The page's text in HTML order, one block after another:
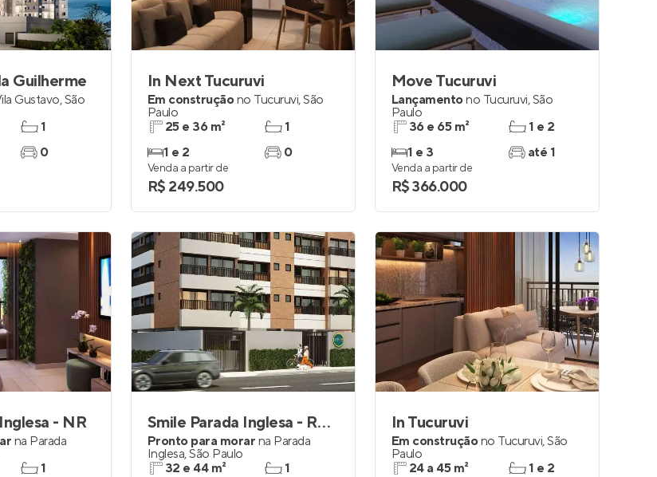
Guilherme
Gustavo,São
1
0
In Next Tucuruvi
Em construçãono Tucuruvi,São
Paulo
25 e 36 m²
1 e 2
1
0
Venda a partir de
R$ 249.500
Move Tucuruvi
Lançamentono Tucuruvi,São
Paulo
36 e 65 m²
1 e 3
1 e 2
até 1
Venda a partir de
R$ 366.000
- NR
na Parada
1
Smile Parada Inglesa - Residencial
Pronto para morar na Parada
Inglesa,São Paulo
32 e 44 m²
1
In Tucuruvi
Em construçãono Tucuruvi,São
Paulo
24 a 45 m²
1 e 2